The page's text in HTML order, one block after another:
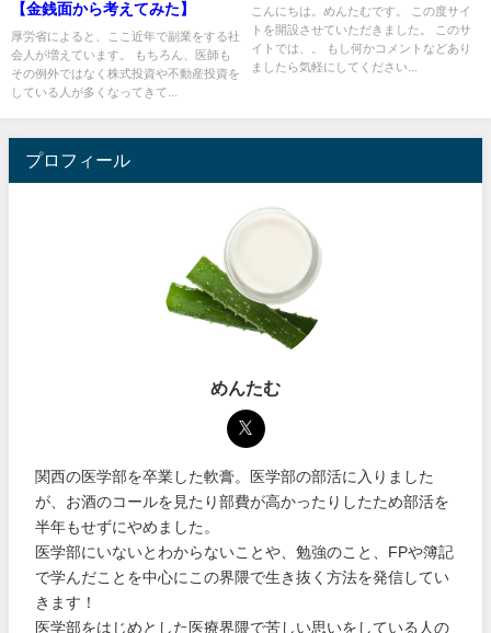
【金銭面から考えてみた】
厚労省によると、ここ近年で副業をする社
会人が増えています。 もちろん、医師も
その例外ではなく株式投資や不動産投資を
している人が多くなってきて...
こんにちは。めんたむです。 この度サイ
トを開設させていただきました。 このサ
イトでは、。 もし何かコメントなどあり
ましたら気軽にしてください...
プロフィール
めんたむ
関西の医学部を卒業した軟膏。医学部の部活に入りました
が、お酒のコールを見たり部費が高かったりしたため部活を
半年もせずにやめました。
医学部にいないとわからないことや、勉強のこと、FPや簿記
で学んだことを中心にこの界隈で生き抜く方法を発信してい
きます！
医学部をはじめとした医療界隈で苦しい思いをしている人の